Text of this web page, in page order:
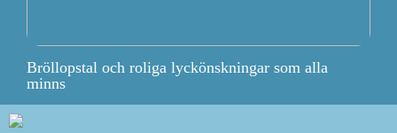
Bröllopstal och roliga lyckönskningar som alla
minns